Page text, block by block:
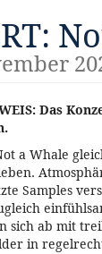
Das
a Whale
Samples
sich ab mit
in